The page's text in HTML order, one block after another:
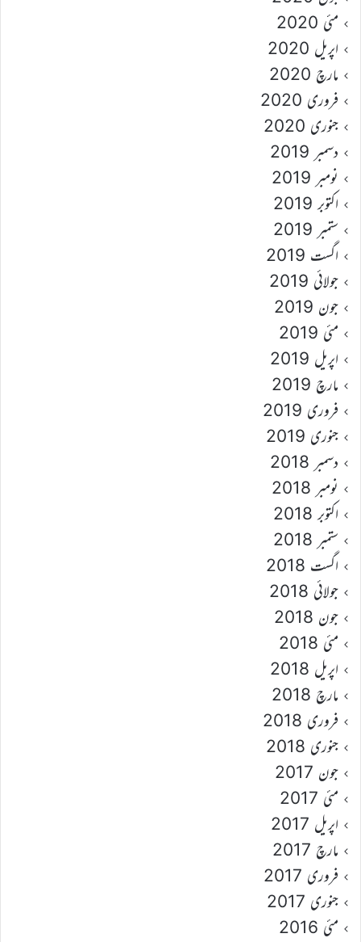
مئی 2020
اپریل 2020
مارچ 2020
فروری 2020
جنوری 2020
دسمبر 2019
نومبر 2019
اکتوبر 2019
ستمبر 2019
اگست 2019
جولائی 2019
جون 2019
مئی 2019
اپریل 2019
مارچ 2019
فروری 2019
جنوری 2019
دسمبر 2018
نومبر 2018
اکتوبر 2018
ستمبر 2018
اگست 2018
جولائی 2018
جون 2018
مئی 2018
اپریل 2018
مارچ 2018
فروری 2018
جنوری 2018
جون 2017
مئی 2017
اپریل 2017
مارچ 2017
فروری 2017
جنوری 2017
مئی 2016